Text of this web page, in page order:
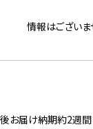
情報はございま
届け納期約2週間